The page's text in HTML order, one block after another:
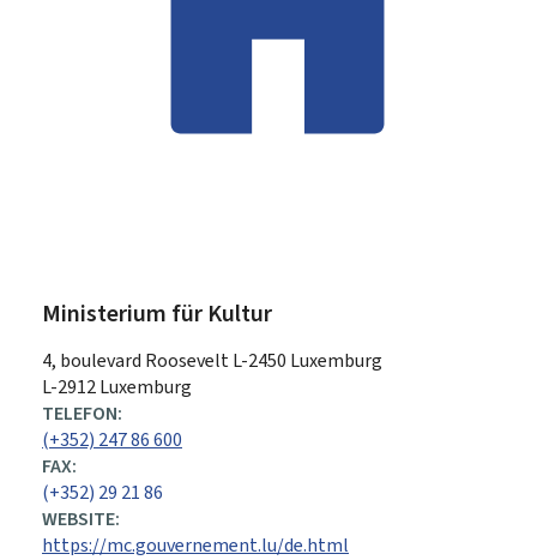
Ministerium für Kultur
ADRESSE:
4, boulevard RooseveltL-2450 Luxemburg
L-2912 Luxemburg
TELEFON:
(+352) 247 86 600
FAX:
(+352) 29 21 86
WEBSITE:
https://mc.gouvernement.lu/de.html